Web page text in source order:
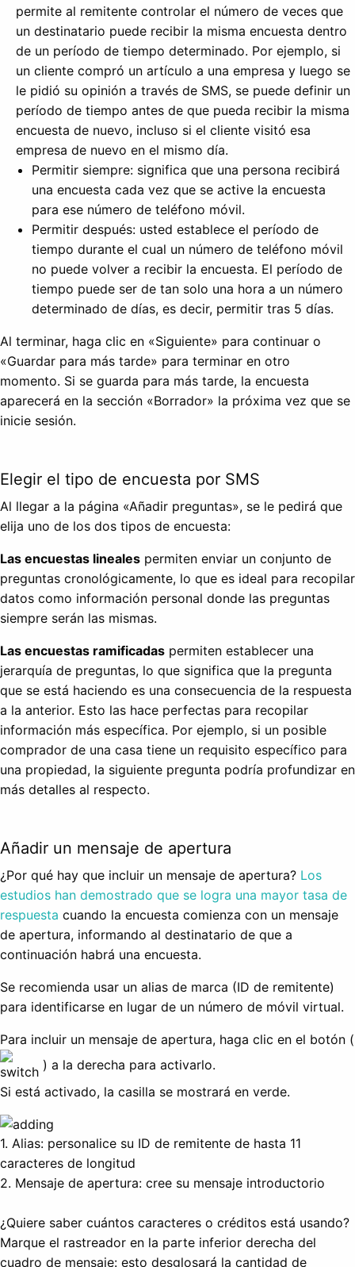
permite al remitente controlar el número de veces que
un destinatario puede recibir la misma encuesta dentro
de un período de tiempo determinado. Por ejemplo, si
un cliente compró un artículo a una empresa y luego se
le pidió su opinión a través de SMS, se puede definir un
período de tiempo antes de que pueda recibir la misma
encuesta de nuevo, incluso si el cliente visitó esa
empresa de nuevo en el mismo día.
Permitir siempre: significa que una persona recibirá
una encuesta cada vez que se active la encuesta
para ese número de teléfono móvil.
Permitir después: usted establece el período de
tiempo durante el cual un número de teléfono móvil
no puede volver a recibir la encuesta. El período de
tiempo puede ser de tan solo una hora a un número
determinado de días, es decir, permitir tras 5 días.
Al terminar, haga clic en «Siguiente» para continuar o
«Guardar para más tarde» para terminar en otro
momento. Si se guarda para más tarde, la encuesta
aparecerá en la sección «Borrador» la próxima vez que se
inicie sesión.
Elegir el tipo de encuesta por SMS
Al llegar a la página «Añadir preguntas», se le pedirá que
elija uno de los dos tipos de encuesta:
Las encuestas lineales permiten enviar un conjunto de
preguntas cronológicamente, lo que es ideal para recopilar
datos como información personal donde las preguntas
siempre serán las mismas.
Las encuestas ramificadas permiten establecer una
jerarquía de preguntas, lo que significa que la pregunta
que se está haciendo es una consecuencia de la respuesta
a la anterior. Esto las hace perfectas para recopilar
información más específica. Por ejemplo, si un posible
comprador de una casa tiene un requisito específico para
una propiedad, la siguiente pregunta podría profundizar en
más detalles al respecto.
Añadir un mensaje de apertura
¿Por qué hay que incluir un mensaje de apertura? Los
estudios han demostrado que se logra una mayor tasa de
respuesta cuando la encuesta comienza con un mensaje
de apertura, informando al destinatario de que a
continuación habrá una encuesta.
Se recomienda usar un alias de marca (ID de remitente)
para identificarse en lugar de un número de móvil virtual.
Para incluir un mensaje de apertura, haga clic en el botón (
) a la derecha para activarlo.
Si está activado, la casilla se mostrará en verde.
1. Alias: personalice su ID de remitente de hasta 11
caracteres de longitud
2. Mensaje de apertura: cree su mensaje introductorio
¿Quiere saber cuántos caracteres o créditos está usando?
Marque el rastreador en la parte inferior derecha del
cuadro de mensaje: esto desglosará la cantidad de